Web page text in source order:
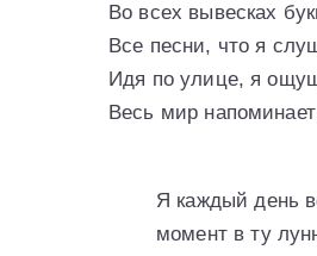
Во всех вывесках
Все песни, что я
Идя по улице, я
Весь мир
Я каждый день
момент в ту